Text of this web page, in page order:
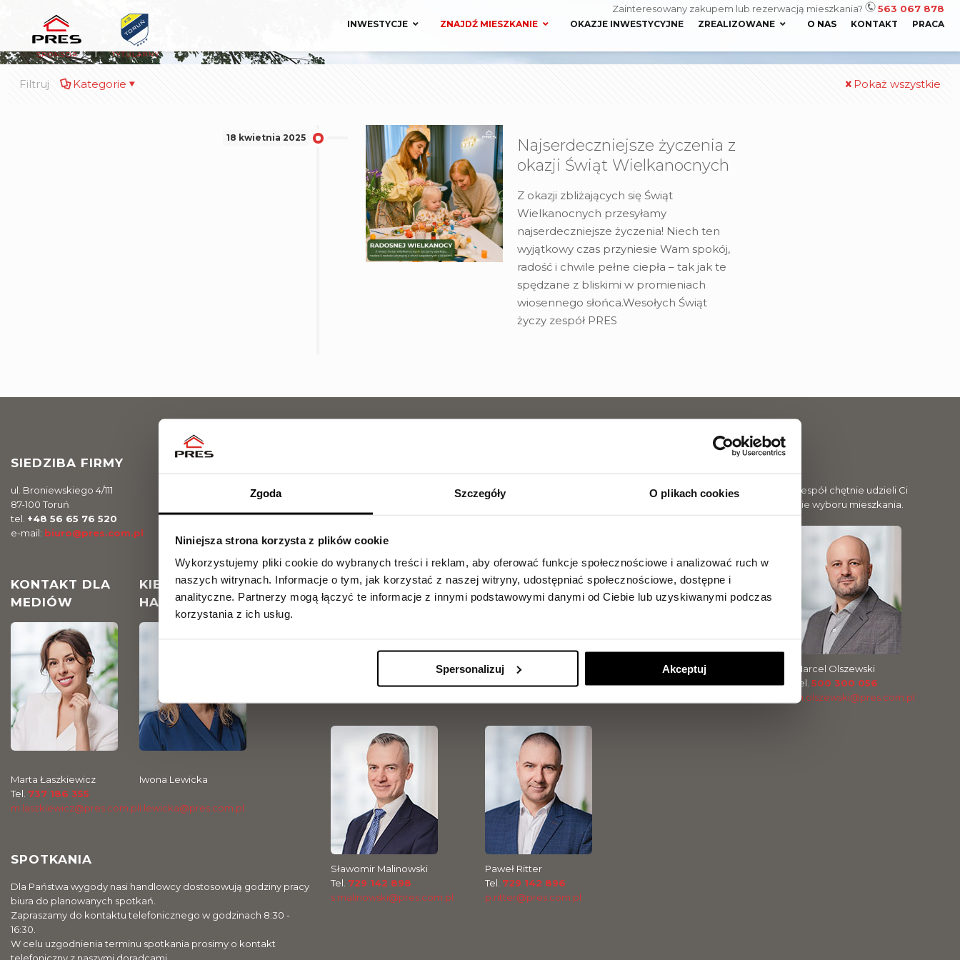
Zgoda Szczegóły O plikach cookies
Niniejsza strona korzysta z plików cookie
Wykorzystujemy pliki cookie do wybranych treści i reklam, aby oferować funkcje społecznościowe i analizować ruch w
naszych witrynach. Informacje o tym, jak korzystać z naszej witryny, udostępniać społecznościowe, dostępne i
analityczne. Partnerzy mogą łączyć te informacje z innymi podstawowymi danymi od Ciebie lub uzyskiwanymi podczas
korzystania z ich usług.
Spersonalizuj Akceptuj
Zainteresowany zakupem lub rezerwacją mieszkania? 563 067 878
INWESTYCJE ZNAJDŹ MIESZKANIE OKAZJE INWESTYCYJNE ZREALIZOWANE O NAS KONTAKT PRACA
Filtruj Kategorie Pokaż wszystkie
18 kwietnia 2025
Najserdeczniejsze życzenia z
okazji Świąt Wielkanocnych
Z okazji zbliżających się Świąt
Wielkanocnych przesyłamy
najserdeczniejsze życzenia! Niech ten
wyjątkowy czas przyniesie Wam spokój,
radość i chwile pełne ciepła – tak jak te
spędzane z bliskimi w promieniach
wiosennego słońca.Wesołych Świąt
życzy zespół PRES
SIEDZIBA FIRMY
ul. Broniewskiego 4/111
87-100 Toruń
tel. +48 56 65 76 520
e-mail: biuro@pres.com.pl
KONTAKT DLA
MEDIÓW
Marta Łaszkiewicz
Tel. 737 186 355
m.laszkiewicz@pres.com.pl
KIEROWNIK DZIAŁU
HANDLOWEGO
Iwona Lewicka
i.lewicka@pres.com.pl
SPOTKANIA
Dla Państwa wygody nasi handlowcy dostosowują godziny pracy
biura do planowanych spotkań.
Zapraszamy do kontaktu telefonicznego w godzinach 8:30 -
16:30.
W celu uzgodnienia terminu spotkania prosimy o kontakt
563 067 878
Zainteresowany zakupem lub rezerwacją mieszkania? Nasz zespół chętnie udzieli Ci
wszystkich niezbędnych informacji i pomoże na każdym etapie wyboru mieszkania.
889 889 056
Jakub Kilanowski
Tel.729 142 897
Magdalena Olszewska
Tel.504 099 770
Marcel Olszewski
Tel.500 300 056
m.olszewski@pres.com.pl
Sławomir Malinowski
Tel. 729 142 898
s.malinowski@pres.com.pl
Paweł Ritter
Tel. 729 142 896
p.ritter@pres.com.pl